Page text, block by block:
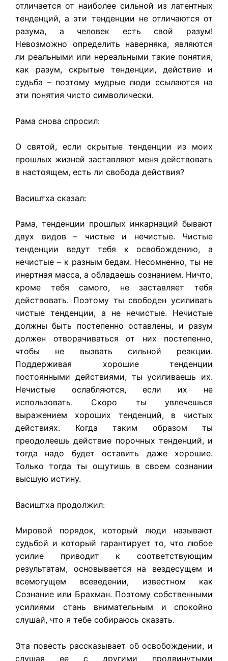
отличается от наиболее сильной из латентных
тенденций, а эти тенденции не отличаются от
разума, а человек есть свой разум!
Невозможно определить наверняка, являются
ли реальными или нереальными такие понятия,
как разум, скрытые тенденции, действие и
судьба – поэтому мудрые люди ссылаются на
эти понятия чисто символически.
Рама снова спросил:
О святой, если скрытые тенденции из моих
прошлых жизней заставляют меня действовать
в настоящем, есть ли свобода действия?
Васиштха сказал:
Рама, тенденции прошлых инкарнаций бывают
двух видов – чистые и нечистые. Чистые
тенденции ведут тебя к освобождению, а
нечистые – к разным бедам. Несомненно, ты не
инертная масса, а обладаешь сознанием. Ничто,
кроме тебя самого, не заставляет тебя
действовать. Поэтому ты свободен усиливать
чистые тенденции, а не нечистые. Нечистые
должны быть постепенно оставлены, и разум
должен отворачиваться от них постепенно,
чтобы не вызвать сильной реакции.
Поддерживая хорошие тенденции
постоянными действиями, ты усиливаешь их.
Нечистые ослабляются, если их не
использовать. Скоро ты увлечешься
выражением хороших тенденций, в чистых
действиях. Когда таким образом ты
преодолеешь действие порочных тенденций, и
тогда надо будет оставить даже хорошие.
Только тогда ты ощутишь в своем сознании
высшую истину.
Васиштха продолжил:
Мировой порядок, который люди называют
судьбой и который гарантирует то, что любое
усилие приводит к соответствующим
результатам, основывается на вездесущем и
всемогущем всеведении, известном как
Сознание или Брахман. Поэтому собственными
усилиями стань внимательным и спокойно
слушай, что я тебе собираюсь сказать.
Эта повесть рассказывает об освобождении, и
слушая ее с другими продвинутыми